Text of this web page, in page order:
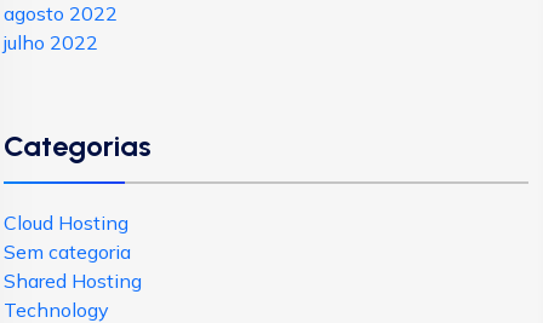
agosto 2022
julho 2022
Categorias
Cloud Hosting
Sem categoria
Shared Hosting
Technology